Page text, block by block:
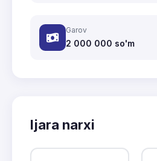
Garov
2 000 000 so'm
Ijara narxi